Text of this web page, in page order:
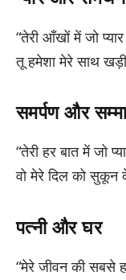
“तेरी आँखों में जो
तू हमेशा मेरे साथ खड़ी
समर्पण और
“तेरी हर बात में जो
वो मेरे दिल को सुकून
पत्नी और घर
“मेरे जीवन की सबसे